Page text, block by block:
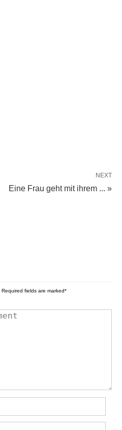
NEXT
Eine Frau geht mit ihrem ... »
Required fields are marked*